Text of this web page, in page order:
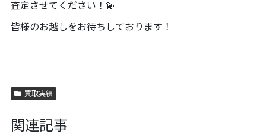
査定させてください！💫
皆様のお越しをお待ちしております！
買取実績
関連記事